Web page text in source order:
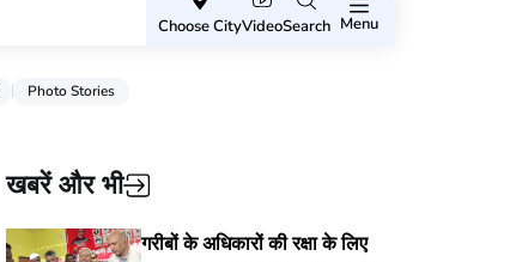
Choose CityVideoSearch Menu
Photo Stories
खबरें और भी
गरीबों के अधिकारों की रक्षा के लिए